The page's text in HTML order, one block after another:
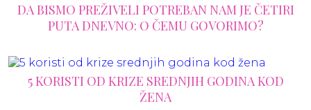
DA BISMO PREŽIVELI POTREBAN NAM JE ČETIRI
PUTA DNEVNO: O ČEMU GOVORIMO?
5 KORISTI OD KRIZE SREDNJIH GODINA KOD
ŽENA